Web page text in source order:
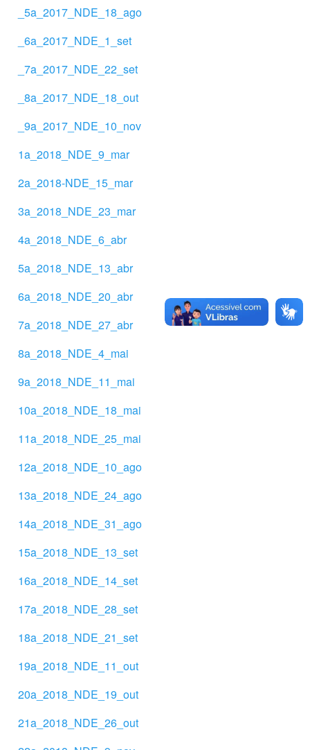
_5a_2017_NDE_18_ago
_6a_2017_NDE_1_set
_7a_2017_NDE_22_set
_8a_2017_NDE_18_out
_9a_2017_NDE_10_nov
1a_2018_NDE_9_mar
2a_2018-NDE_15_mar
3a_2018_NDE_23_mar
4a_2018_NDE_6_abr
5a_2018_NDE_13_abr
6a_2018_NDE_20_abr
7a_2018_NDE_27_abr
8a_2018_NDE_4_mai
9a_2018_NDE_11_mai
10a_2018_NDE_18_mai
11a_2018_NDE_25_mai
12a_2018_NDE_10_ago
13a_2018_NDE_24_ago
14a_2018_NDE_31_ago
15a_2018_NDE_13_set
16a_2018_NDE_14_set
17a_2018_NDE_28_set
18a_2018_NDE_21_set
19a_2018_NDE_11_out
20a_2018_NDE_19_out
21a_2018_NDE_26_out